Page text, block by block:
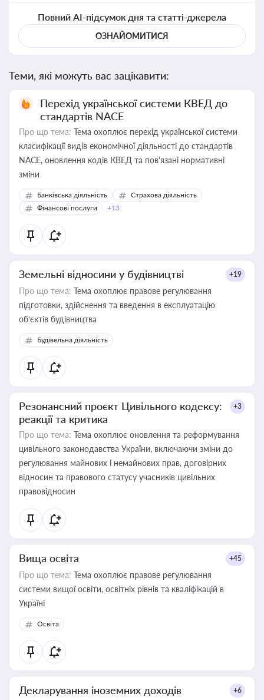
Повний AI-підсумок дня та статті-джерела
ОЗНАЙОМИТИСЯ
Теми, які можуть вас зацікавити:
Перехід української системи КВЕД до
стандартів NACE
Про що тема: Тема охоплює перехід української системи
класифікації видів економічної діяльності до стандартів
NACE, оновлення кодів КВЕД та пов'язані нормативні
зміни
Банківська діяльність
Страхова діяльність
Фінансові послуги
+13
Земельні відносини у будівництві +19
Про що тема: Тема охоплює правове регулювання
підготовки, здійснення та введення в експлуатацію
об’єктів будівництва
Будівельна діяльність
Резонансний проєкт Цивільного кодексу:
реакції та критика
+3
Про що тема: Тема охоплює оновлення та реформування
цивільного законодавства України, включаючи зміни до
регулювання майнових і немайнових прав, договірних
відносин та правового статусу учасників цивільних
правовідносин
Вища освіта +45
Про що тема: Тема охоплює правове регулювання
системи вищої освіти, освітніх рівнів та кваліфікацій в
Україні
Освіта
Декларування іноземних доходів +6